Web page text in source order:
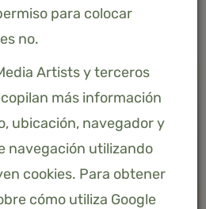
para colocar
no.
Artists y terceros
más información
ubicación, navegador y
navegación utilizando
cookies. Para obtener
cómo utiliza Google